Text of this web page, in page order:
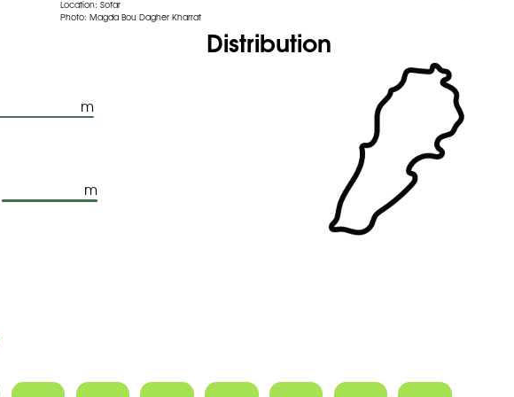
Location: Sofar
Photo: Magda Bou Dagher Kharrat
m
m
Distribution